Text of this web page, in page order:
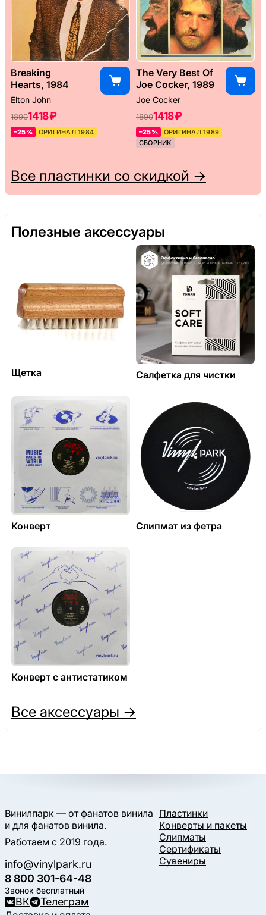
Breaking
Hearts, 1984
Elton John
18901418 ₽
–25% ОРИГИНАЛ 1984
The Very Best Of
Joe Cocker, 1989
Joe Cocker
18901418 ₽
–25%
ОРИГИНАЛ 1989
СБОРНИК
Все пластинки со скидкой →
Полезные аксессуары
Щетка Салфетка для чистки
Конверт Слипмат из фетра
Конверт с антистатиком
Все аксессуары →
Винилпарк — от фанатов винила
и для фанатов винила.
Работаем с 2019 года.
info@vinylpark.ru
8 800 301-64-48
Звонок бесплатный
ВК Телеграм
Пластинки
Конверты и пакеты
Слипматы
Сертификаты
Сувениры